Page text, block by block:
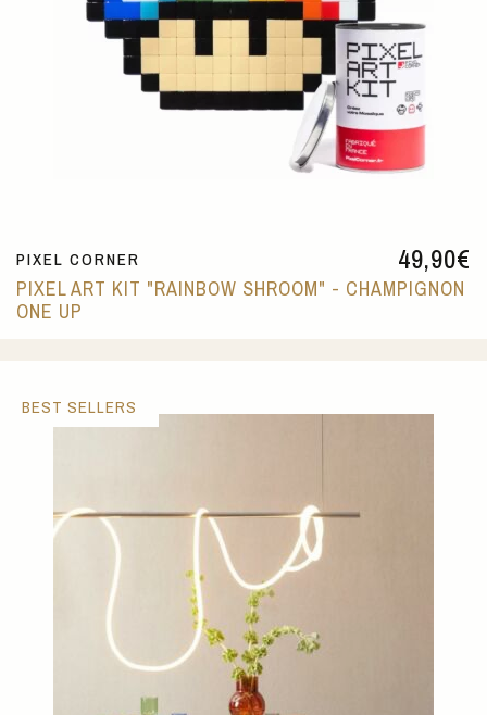
49,90€
PIXEL CORNER
PIXEL ART KIT "RAINBOW SHROOM" - CHAMPIGNON
ONE UP
BEST SELLERS